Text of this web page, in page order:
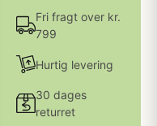
Fri fragt over kr.
799
Hurtig levering
30 dages
returret